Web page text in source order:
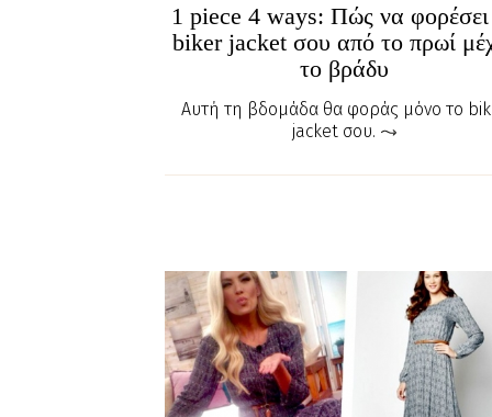
1 piece 4 ways: Πώς να φορέσει
biker jacket σου από το πρωί
το βράδυ
Αυτή τη βδομάδα θα φοράς μόνο το
jacket σου.